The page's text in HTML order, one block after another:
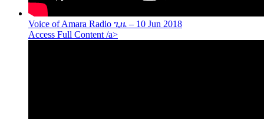
Voice of Amara Radio ጊዜ – 10 Jun 2018
Access Full Content /a>